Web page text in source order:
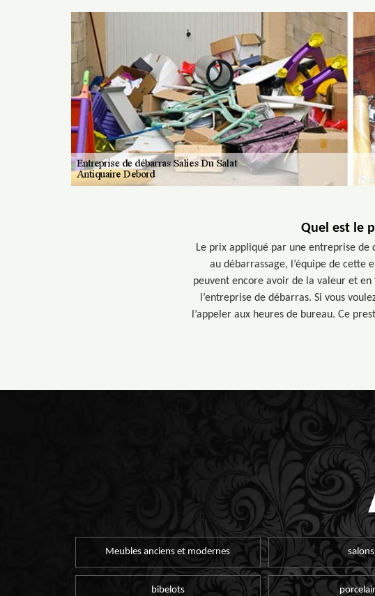
Quel est le
Le prix appliqué par une entreprise de
au débarrassage, l’équipe de cette
peuvent encore avoir de la valeur et
l’entreprise de débarras. Si vous
l’appeler aux heures de bureau. Ce
Meubles anciens et modernes salons
bibelots